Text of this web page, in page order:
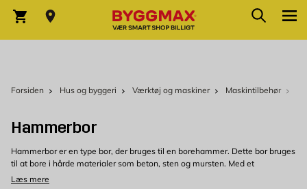
Indkøbskurv Søg
Forsiden Hus og byggeri Værktøj og maskiner Maskintilbehør
Hammerbor
Hammerbor er en type bor, der bruges til en borehammer. Dette bor bruges
til at bore i hårde materialer som beton, sten og mursten. Med et
hammerbor kan du bore huller i disse materialer med høj præcision og
Læs mere